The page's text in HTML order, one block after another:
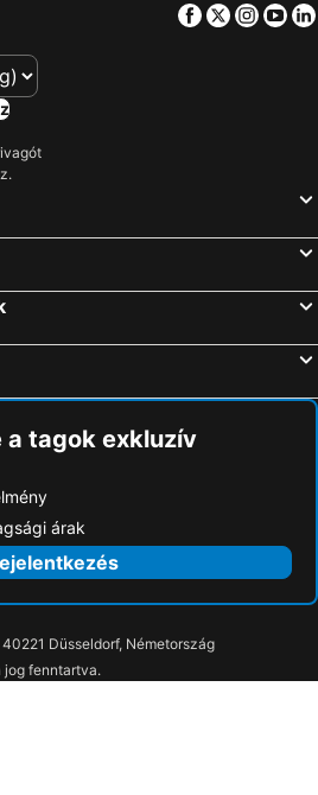
Szállás Rodrigues Facebook
Twitter
a tagok exkluzív
árak
40221 Düsseldorf, Németország
fenntartva.